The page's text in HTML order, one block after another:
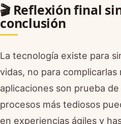
🎬 Reflexión final
conclusión
La tecnología existe para
vidas, no para complicarlas
aplicaciones son prueba
procesos más tediosos
en experiencias ágiles y